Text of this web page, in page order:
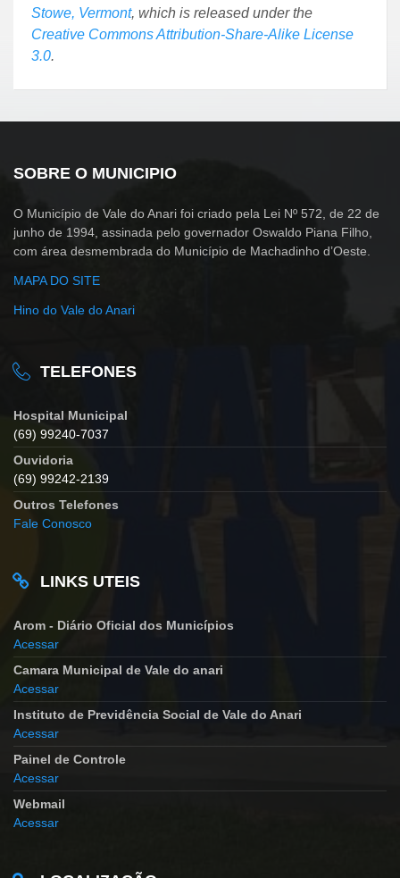
Stowe, Vermont, which is released under the
Creative Commons Attribution-Share-Alike License
3.0.
SOBRE O MUNICIPIO
O Município de Vale do Anari foi criado pela Lei Nº 572, de 22 de
junho de 1994, assinada pelo governador Oswaldo Piana Filho,
com área desmembrada do Município de Machadinho d’Oeste.
MAPA DO SITE
Hino do Vale do Anari
TELEFONES
Hospital Municipal
(69) 99240-7037
Ouvidoria
(69) 99242-2139
Outros Telefones
Fale Conosco
LINKS UTEIS
Arom - Diário Oficial dos Municípios
Acessar
Camara Municipal de Vale do anari
Acessar
Instituto de Previdência Social de Vale do Anari
Acessar
Painel de Controle
Acessar
Webmail
Acessar